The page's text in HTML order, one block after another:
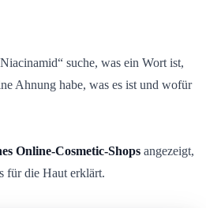
suche, was ein Wort ist,
Ahnung habe, was es ist und wofür
Online-Cosmetic-Shops angezeigt,
für die Haut erklärt.